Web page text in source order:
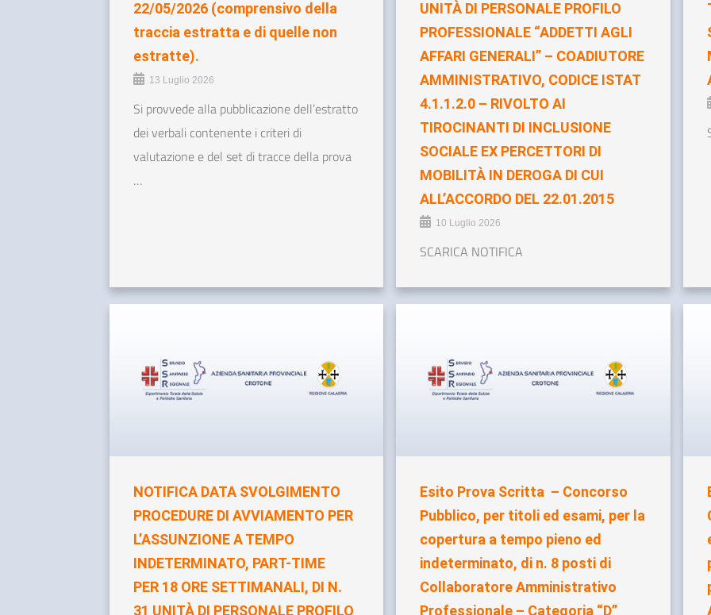
22/05/2026 (comprensivo della
traccia estratta e di quelle non
estratte).
13 Luglio 2026
Si provvede alla pubblicazione dell’estratto
dei verbali contenente i criteri di
valutazione e del set di tracce della prova
…
UNITÀ DI PERSONALE PROFILO
PROFESSIONALE “ADDETTI AGLI
AFFARI GENERALI” – COADIUTORE
AMMINISTRATIVO, CODICE ISTAT
4.1.1.2.0 – RIVOLTO AI
TIROCINANTI DI INCLUSIONE
SOCIALE EX PERCETTORI DI
MOBILITÀ IN DEROGA DI CUI
ALL’ACCORDO DEL 22.01.2015
10 Luglio 2026
SCARICA NOTIFICA
NOTIFICA DATA SVOLGIMENTO
PROCEDURE DI AVVIAMENTO PER
L’ASSUNZIONE A TEMPO
INDETERMINATO, PART-TIME
PER 18 ORE SETTIMANALI, DI N.
31 UNITÀ DI PERSONALE PROFILO
Esito Prova Scritta – Concorso
Pubblico, per titoli ed esami, per la
copertura a tempo pieno ed
indeterminato, di n. 8 posti di
Collaboratore Amministrativo
Professionale – Categoria “D”